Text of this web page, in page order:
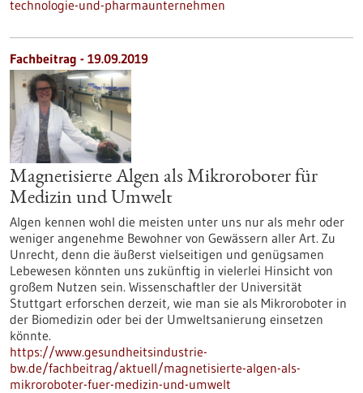
technologie-und-pharmaunternehmen
Fachbeitrag - 19.09.2019
Magnetisierte Algen als Mikroroboter für
Medizin und Umwelt
Algen kennen wohl die meisten unter uns nur als mehr oder
weniger angenehme Bewohner von Gewässern aller Art. Zu
Unrecht, denn die äußerst vielseitigen und genügsamen
Lebewesen könnten uns zukünftig in vielerlei Hinsicht von
großem Nutzen sein. Wissenschaftler der Universität
Stuttgart erforschen derzeit, wie man sie als Mikroroboter in
der Biomedizin oder bei der Umweltsanierung einsetzen
könnte.
https://www.gesundheitsindustrie-
bw.de/fachbeitrag/aktuell/magnetisierte-algen-als-
mikroroboter-fuer-medizin-und-umwelt